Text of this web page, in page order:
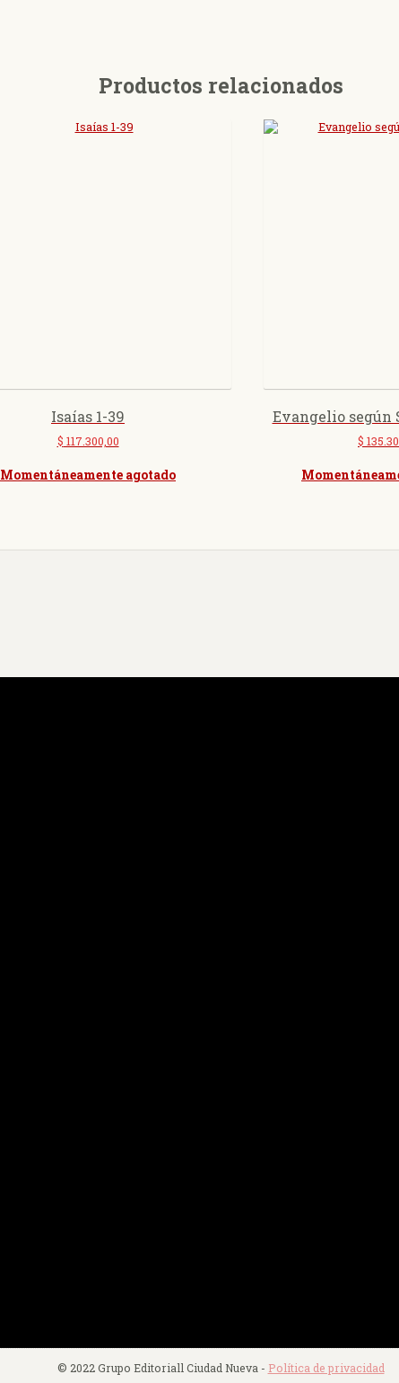
Productos relacionados
Isaías 1-39
$ 117.300,00
Momentáneamente agotado
Evangelio según
$
© 2022 Grupo Editoriall Ciudad Nueva - Política de privacidad